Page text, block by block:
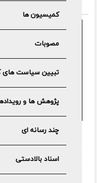
کمیسیون ها
مصوبات
تبیین سیاست های
پژوهش ها و
چند رسانه ای
اسناد بالادستی
به گزارش مرکز رسانه
نظام، متن پیام دکتر